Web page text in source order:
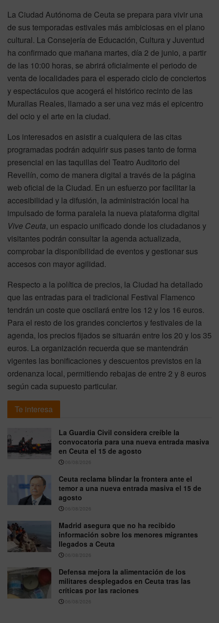
La Ciudad Autónoma de Ceuta se prepara para vivir una
de sus temporadas estivales más ambiciosas en el plano
cultural. La Consejería de Educación, Cultura y Juventud
ha confirmado que mañana martes, día 2 de junio, a partir
de las 10:00 horas, se abrirá oficialmente el periodo de
venta de localidades para el esperado ciclo de conciertos
y espectáculos que acogerá el histórico recinto de las
Murallas Reales, llamado a ser una vez más el epicentro
del ocio y el arte en la ciudad.
Los interesados en asistir a cualquiera de las citas
programadas podrán adquirir sus pases tanto de forma
presencial en las taquillas del Teatro Auditorio del
Revellín, como de manera digital a través de la página
web oficial de la Ciudad. En un esfuerzo por facilitar la
accesibilidad y la difusión, la administración local ha
impulsado de forma paralela la nueva plataforma digital
Vive Ceuta, un espacio unificado donde los ciudadanos y
visitantes podrán consultar la agenda actualizada,
comprobar la disponibilidad de eventos y gestionar sus
accesos con mayor agilidad.
Respecto a la política de precios, la Ciudad ha detallado
que las entradas para el tradicional Festival Flamenco
tendrán un coste que oscilará entre los 12 y los 16 euros.
Para el resto de los grandes conciertos y festivales de la
agenda, los precios fijados se situarán entre los 20 y los 35
euros. La organización recuerda que se mantendrán
vigentes las bonificaciones y descuentos previstos en la
ordenanza local, permitiendo rebajas de entre 2 y 8 euros
según cada supuesto particular.
Te interesa
La Guardia Civil considera creíble la
convocatoria para una nueva entrada masiva
en Ceuta el 15 de agosto
06/08/2026
Ceuta reclama blindar la frontera ante el
temor a una nueva entrada masiva el 15 de
agosto
06/08/2026
Madrid asegura que no ha recibido
información sobre los menores migrantes
llegados a Ceuta
06/08/2026
Defensa mejora la alimentación de los
militares desplegados en Ceuta tras las
críticas por las raciones
06/08/2026